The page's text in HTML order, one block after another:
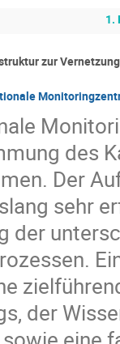
1.
zur
des
Der
sehr
der
der